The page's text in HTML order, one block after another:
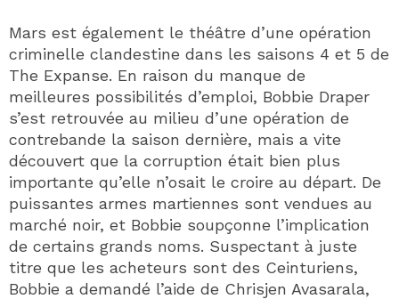
Mars est également le théâtre d’une opération
criminelle clandestine dans les saisons 4 et 5 de
The Expanse. En raison du manque de
meilleures possibilités d’emploi, Bobbie Draper
s’est retrouvée au milieu d’une opération de
contrebande la saison dernière, mais a vite
découvert que la corruption était bien plus
importante qu’elle n’osait le croire au départ. De
puissantes armes martiennes sont vendues au
marché noir, et Bobbie soupçonne l’implication
de certains grands noms. Suspectant à juste
titre que les acheteurs sont des Ceinturiens,
Bobbie a demandé l’aide de Chrisjen Avasarala,